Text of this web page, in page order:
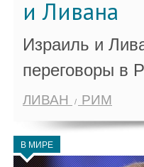
и Ливана
Израиль и
переговоры в
ЛИВАН РИМ
В МИРЕ